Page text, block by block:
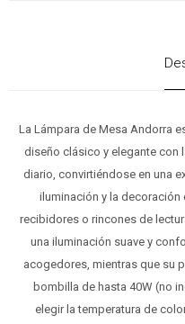
La Lámpara de Mesa Andorra
diseño clásico y elegante con
diario, convirtiéndose en una
iluminación y la
recibidores o rincones de
una iluminación suave y
acogedores, mientras que su
bombilla de hasta 40W (no
elegir la temperatura de